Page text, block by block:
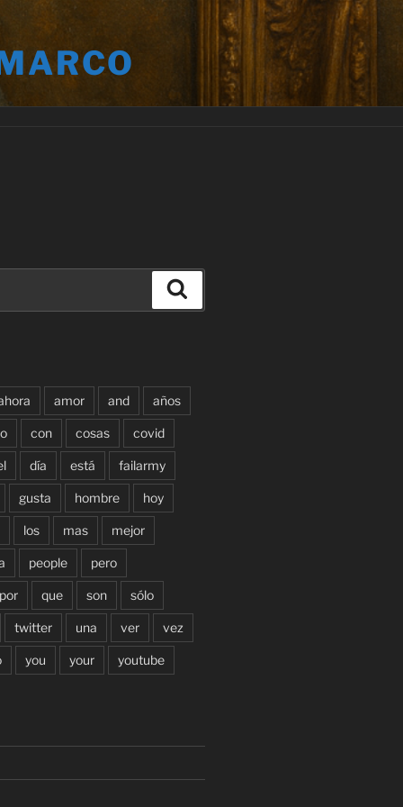
amor and años
con cosas covid
día está failarmy
gusta hombre hoy
los mas mejor
people pero
que son sólo
twitter una ver vez
you your youtube